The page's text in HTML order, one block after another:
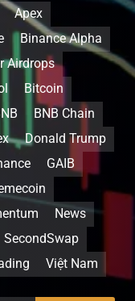
Apex
Binance Alpha
Airdrops
Bitcoin
BNB Chain
Donald Trump
GAIB
News
SecondSwap
Việt Nam